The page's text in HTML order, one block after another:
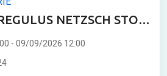
NETZSCH STO
di continuità
- 09/09/2026 12:00